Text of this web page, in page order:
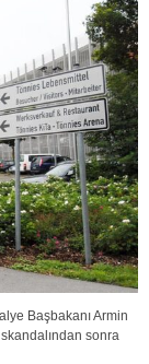
Başbakanı Armin
sonra